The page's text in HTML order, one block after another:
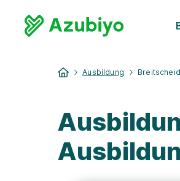
Ausbildung Breitscheid